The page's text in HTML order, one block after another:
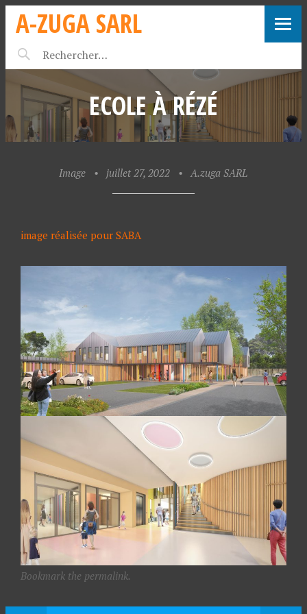
A-ZUGA SARL
ECOLE À RÉZÉ
Image • juillet 27, 2022 • A.zuga SARL
image réalisée pour SABA
Bookmark the permalink.